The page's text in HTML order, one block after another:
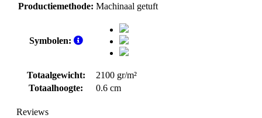
Productiemethode: Machinaal getuft
Symbolen:
Totaalgewicht:
2100 gr/m²
Totaalhoogte:
0.6 cm
Reviews